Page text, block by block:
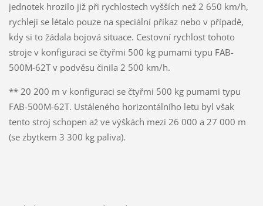
jednotek hrozilo již při rychlostech vyšších než 2 650 km/h,
rychleji se létalo pouze na speciální příkaz nebo v případě,
kdy si to žádala bojová situace. Cestovní rychlost tohoto
stroje v konfiguraci se čtyřmi 500 kg pumami typu FAB-
500M-62T v podvěsu činila 2 500 km/h.
** 20 200 m v konfiguraci se čtyřmi 500 kg pumami typu
FAB-500M-62T. Ustáleného horizontálního letu byl však
tento stroj schopen až ve výškách mezi 26 000 a 27 000 m
(se zbytkem 3 300 kg paliva).